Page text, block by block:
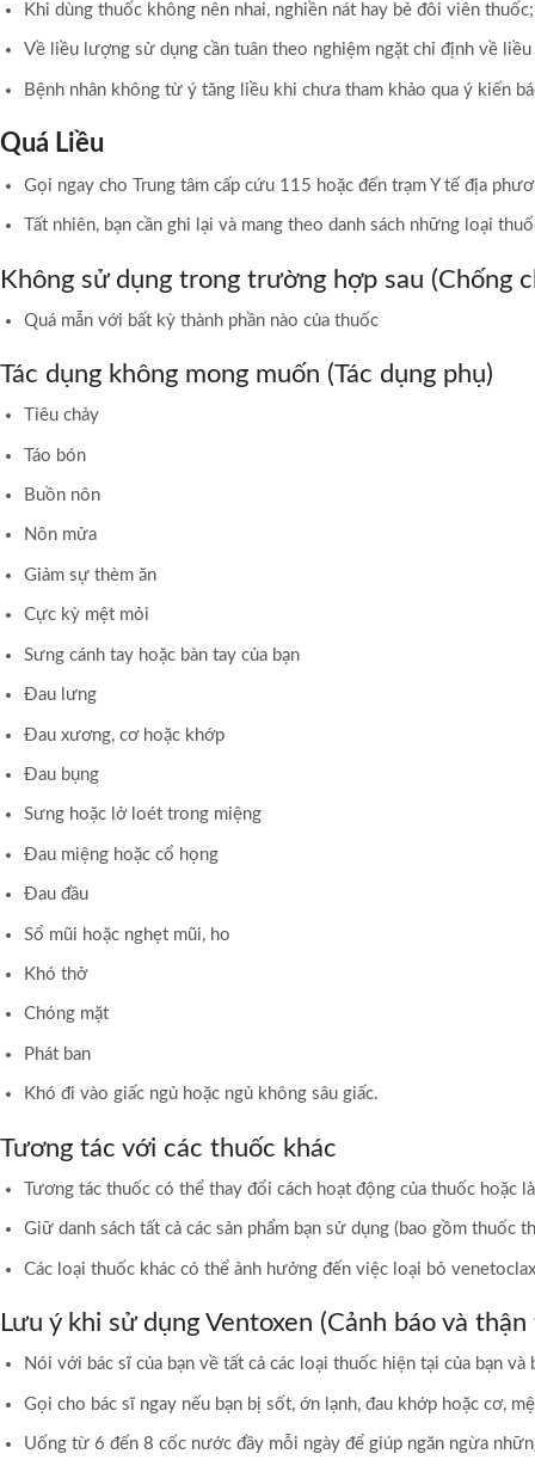
Khi dùng thuốc không nên nhai, nghiền nát hay bẻ đôi viên
Về liều lượng sử dụng cần tuân theo nghiệm ngặt chỉ định về
Bệnh nhân không từ ý tăng liều khi chưa tham khảo qua ý kiến
Quá Liều
Gọi ngay cho Trung tâm cấp cứu 115 hoặc đến trạm Y tế địa
Tất nhiên, bạn cần ghi lại và mang theo danh sách những loại
Không sử dụng trong trường hợp sau (Chống
Quá mẫn với bất kỳ thành phần nào của thuốc
Tác dụng không mong muốn (Tác dụng phụ)
Tiêu chảy
Táo bón
Buồn nôn
Nôn mửa
Giảm sự thèm ăn
Cực kỳ mệt mỏi
Sưng cánh tay hoặc bàn tay của bạn
Đau lưng
Đau xương, cơ hoặc khớp
Đau bụng
Sưng hoặc lở loét trong miệng
Đau miệng hoặc cổ họng
Đau đầu
Sổ mũi hoặc nghẹt mũi, ho
Khó thở
Chóng mặt
Phát ban
Khó đi vào giấc ngủ hoặc ngủ không sâu giấc.
Tương tác với các thuốc khác
Tương tác thuốc có thể thay đổi cách hoạt động của thuốc
Giữ danh sách tất cả các sản phẩm bạn sử dụng (bao gồm
Các loại thuốc khác có thể ảnh hưởng đến việc loại bỏ
Lưu ý khi sử dụng Ventoxen (Cảnh báo và
Nói với bác sĩ của bạn về tất cả các loại thuốc hiện tại của bạn
Gọi cho bác sĩ ngay nếu bạn bị sốt, ớn lạnh, đau khớp hoặc cơ,
Uống từ 6 đến 8 cốc nước đầy mỗi ngày để giúp ngăn ngừa